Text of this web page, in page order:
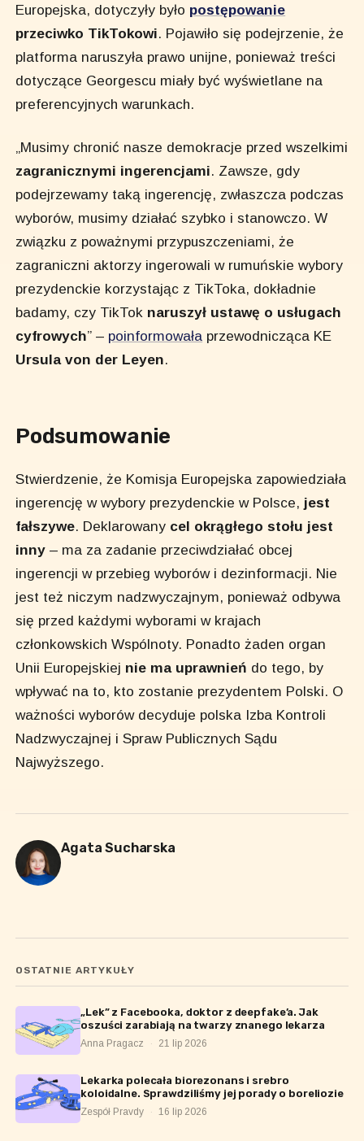
Europejska, dotyczyły było postępowanie
przeciwko TikTokowi. Pojawiło się podejrzenie, że
platforma naruszyła prawo unijne, ponieważ treści
dotyczące Georgescu miały być wyświetlane na
preferencyjnych warunkach.
„Musimy chronić nasze demokracje przed wszelkimi
zagranicznymi ingerencjami. Zawsze, gdy
podejrzewamy taką ingerencję, zwłaszcza podczas
wyborów, musimy działać szybko i stanowczo. W
związku z poważnymi przypuszczeniami, że
zagraniczni aktorzy ingerowali w rumuńskie wybory
prezydenckie korzystając z TikToka, dokładnie
badamy, czy TikTok naruszył ustawę o usługach
cyfrowych” – poinformowała przewodnicząca KE
Ursula von der Leyen.
Podsumowanie
Stwierdzenie, że Komisja Europejska zapowiedziała
ingerencję w wybory prezydenckie w Polsce, jest
fałszywe. Deklarowany cel okrągłego stołu jest
inny – ma za zadanie przeciwdziałać obcej
ingerencji w przebieg wyborów i dezinformacji. Nie
jest też niczym nadzwyczajnym, ponieważ odbywa
się przed każdymi wyborami w krajach
członkowskich Wspólnoty. Ponadto żaden organ
Unii Europejskiej nie ma uprawnień do tego, by
wpływać na to, kto zostanie prezydentem Polski. O
ważności wyborów decyduje polska Izba Kontroli
Nadzwyczajnej i Spraw Publicznych Sądu
Najwyższego.
Agata Sucharska
OSTATNIE ARTYKUŁY
„Lek” z Facebooka, doktor z deepfake’a. Jak
oszuści zarabiają na twarzy znanego lekarza
Anna Pragacz · 21 lip 2026
Lekarka polecała biorezonans i srebro
koloidalne. Sprawdziliśmy jej porady o boreliozie
Zespół Pravdy · 16 lip 2026